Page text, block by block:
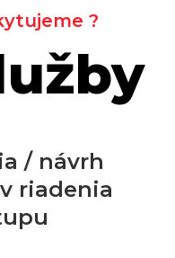
?
/ návrh
riadenia